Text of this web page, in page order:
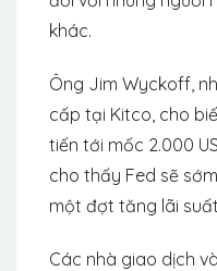
khác.
Ông Jim Wyckoff,
cấp tại Kitco, cho
tiến tới mốc 2.000
cho thấy Fed sẽ
một đợt tăng lãi
Các nhà giao dịch